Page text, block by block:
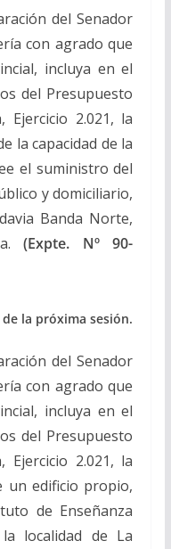
del Senador
con agrado que
incluya en el
del Presupuesto
Ejercicio 2.021, la
la capacidad de la
el suministro del
y domiciliario,
Banda Norte,
(Expte. Nº 90-
la próxima sesión.
del Senador
con agrado que
incluya en el
del Presupuesto
Ejercicio 2.021, la
un edificio propio,
de Enseñanza
localidad de La